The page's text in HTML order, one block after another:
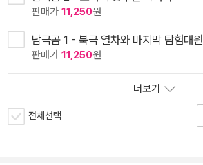
판매가 11,250원
남극곰 1 - 북극 열차와 마지막 탐험대원
판매가 11,250원
더보기
전체선택